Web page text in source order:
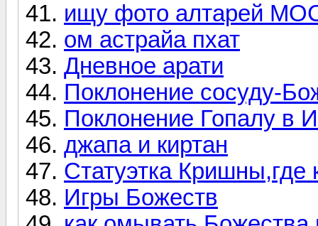
ищу фото алтарей
ом астрайа пхат
Дневное арати
Поклонение сосуду-
Поклонение Гопалу в
джапа и киртан
Статуэтка Кришны,где
Игры Божеств